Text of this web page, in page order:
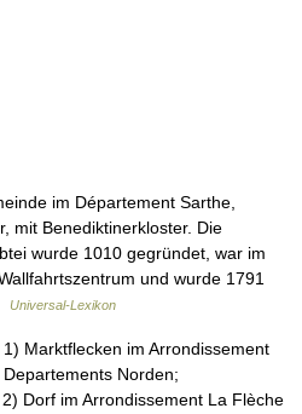
im Département Sarthe,
mit Benediktinerkloster. Die
wurde 1010 gegründet, war im
und wurde 1791
Universal-Lexikon
Marktflecken im Arrondissement
Norden;
Dorf im Arrondissement La Flèche